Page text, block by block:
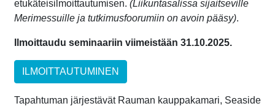
etukäteisilmoittautumisen. (Liikuntasalissa sijaitseville
Merimessuille ja tutkimusfoorumiin on avoin pääsy).
Ilmoittaudu seminaariin viimeistään 31.10.2025.
ILMOITTAUTUMINEN
Tapahtuman järjestävät Rauman kauppakamari, Seaside